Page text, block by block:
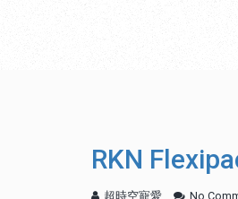
RKN
超時空寵愛 No